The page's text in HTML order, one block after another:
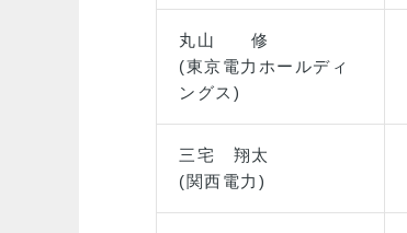
丸山 修
(東京電力ホールディ
ングス)
三宅 翔太
(関西電力)